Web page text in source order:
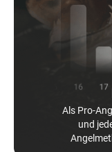
Als Pro-
und